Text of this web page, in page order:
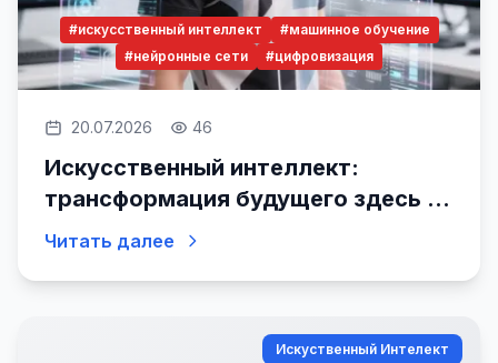
#искусственный интеллект
#машинное обучение
#нейронные сети
#цифровизация
20.07.2026 46
Искусственный интеллект:
трансформация будущего здесь и
сейчас
Читать далее
Искуственный Интелект